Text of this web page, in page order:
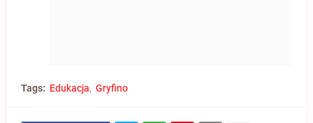
Tags: Edukacja Gryfino